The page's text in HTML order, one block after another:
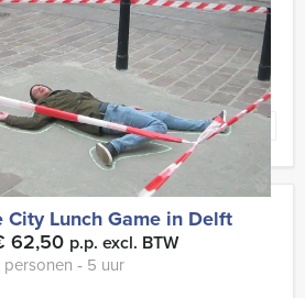
van Prinsenstad Events
delen van Delft. Aan de hand
beleven jullie de rijke
Favoriet
City Lunch Game in Delft
62,50 p.p. excl. BTW
personen ‐ 5 uur